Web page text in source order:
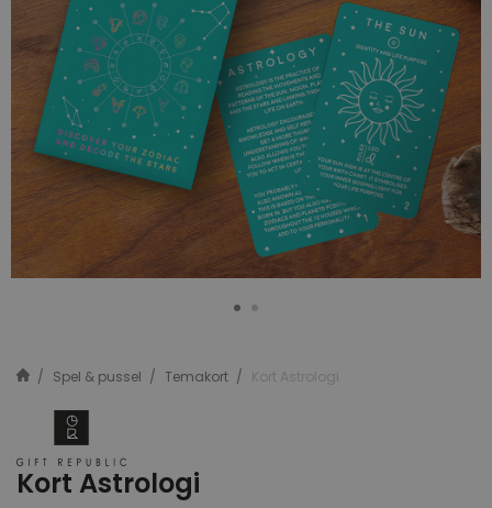
Spel & pussel Temakort Kort Astrologi
Kort Astrologi